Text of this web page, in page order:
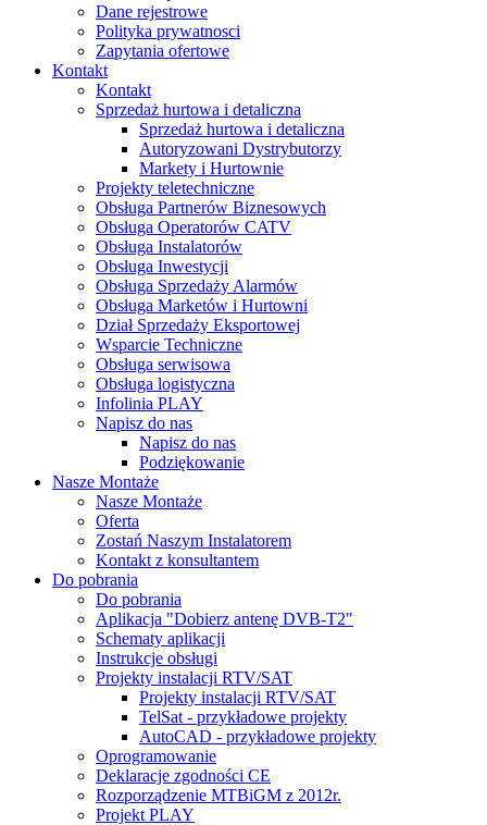
Dane rejestrowe
Polityka prywatnosci
Zapytania ofertowe
Kontakt
Kontakt
Sprzedaż hurtowa i detaliczna
Sprzedaż hurtowa i detaliczna
Autoryzowani Dystrybutorzy
Markety i Hurtownie
Projekty teletechniczne
Obsługa Partnerów Biznesowych
Obsługa Operatorów CATV
Obsługa Instalatorów
Obsługa Inwestycji
Obsługa Sprzedaży Alarmów
Obsługa Marketów i Hurtowni
Dział Sprzedaży Eksportowej
Wsparcie Techniczne
Obsługa serwisowa
Obsługa logistyczna
Infolinia PLAY
Napisz do nas
Napisz do nas
Podziękowanie
Nasze Montaże
Nasze Montaże
Oferta
Zostań Naszym Instalatorem
Kontakt z konsultantem
Do pobrania
Do pobrania
Aplikacja "Dobierz antenę DVB-T2"
Schematy aplikacji
Instrukcje obsługi
Projekty instalacji RTV/SAT
Projekty instalacji RTV/SAT
TelSat - przykładowe projekty
AutoCAD - przykładowe projekty
Oprogramowanie
Deklaracje zgodności CE
Rozporządzenie MTBiGM z 2012r.
Projekt PLAY